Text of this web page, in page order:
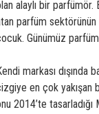
alaylı bir
parfüm sektörünün
Günümüz parfüm
markası
en çok yakışan
2014’te